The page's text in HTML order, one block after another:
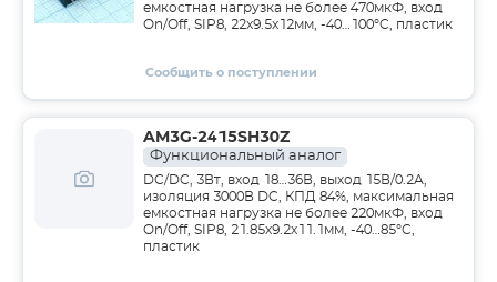
емкостная нагрузка не более 470мкФ, вход
On/Off, SIP8, 22x9.5x12мм, -40…100°C, пластик
Сообщить о поступлении
AM3G-2415SH30Z
Функциональный аналог
DC/DC, 3Вт, вход 18…36В, выход 15В/0.2А,
изоляция 3000В DC, КПД 84%, максимальная
емкостная нагрузка не более 220мкФ, вход
On/Off, SIP8, 21.85x9.2x11.1мм, -40…85°C,
пластик